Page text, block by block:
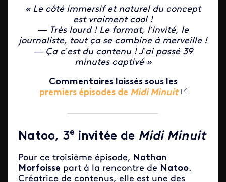
« Le côté immersif et naturel du concept
est vraiment cool !
— Très lourd ! Le format, l’invité, le
journaliste, tout ça se combine à merveille !
— Ça c’est du contenu ! J’ai passé 39
minutes captivé »
Commentaires laissés sous les
premiers épisodes de Midi Minuit
Natoo, 3e invitée de Midi Minuit
Pour ce troisième épisode, Nathan
Morfoisse part à la rencontre de Natoo.
Créatrice de contenus, elle est une des